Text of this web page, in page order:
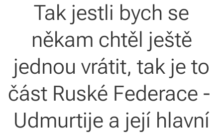
Tak jestli bych se
někam chtěl ještě
jednou vrátit, tak je to
část Ruské Federace -
Udmurtije a její hlavní